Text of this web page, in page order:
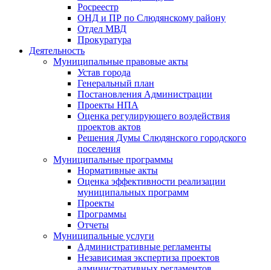
Росреестр
ОНД и ПР по Слюдянскому району
Отдел МВД
Прокуратура
Деятельность
Муниципальные правовые акты
Устав города
Генеральный план
Постановления Администрации
Проекты НПА
Оценка регулирующего воздействия
проектов актов
Решения Думы Слюдянского городского
поселения
Муниципальные программы
Нормативные акты
Оценка эффективности реализации
муниципальных программ
Проекты
Программы
Отчеты
Муниципальные услуги
Административные регламенты
Независимая экспертиза проектов